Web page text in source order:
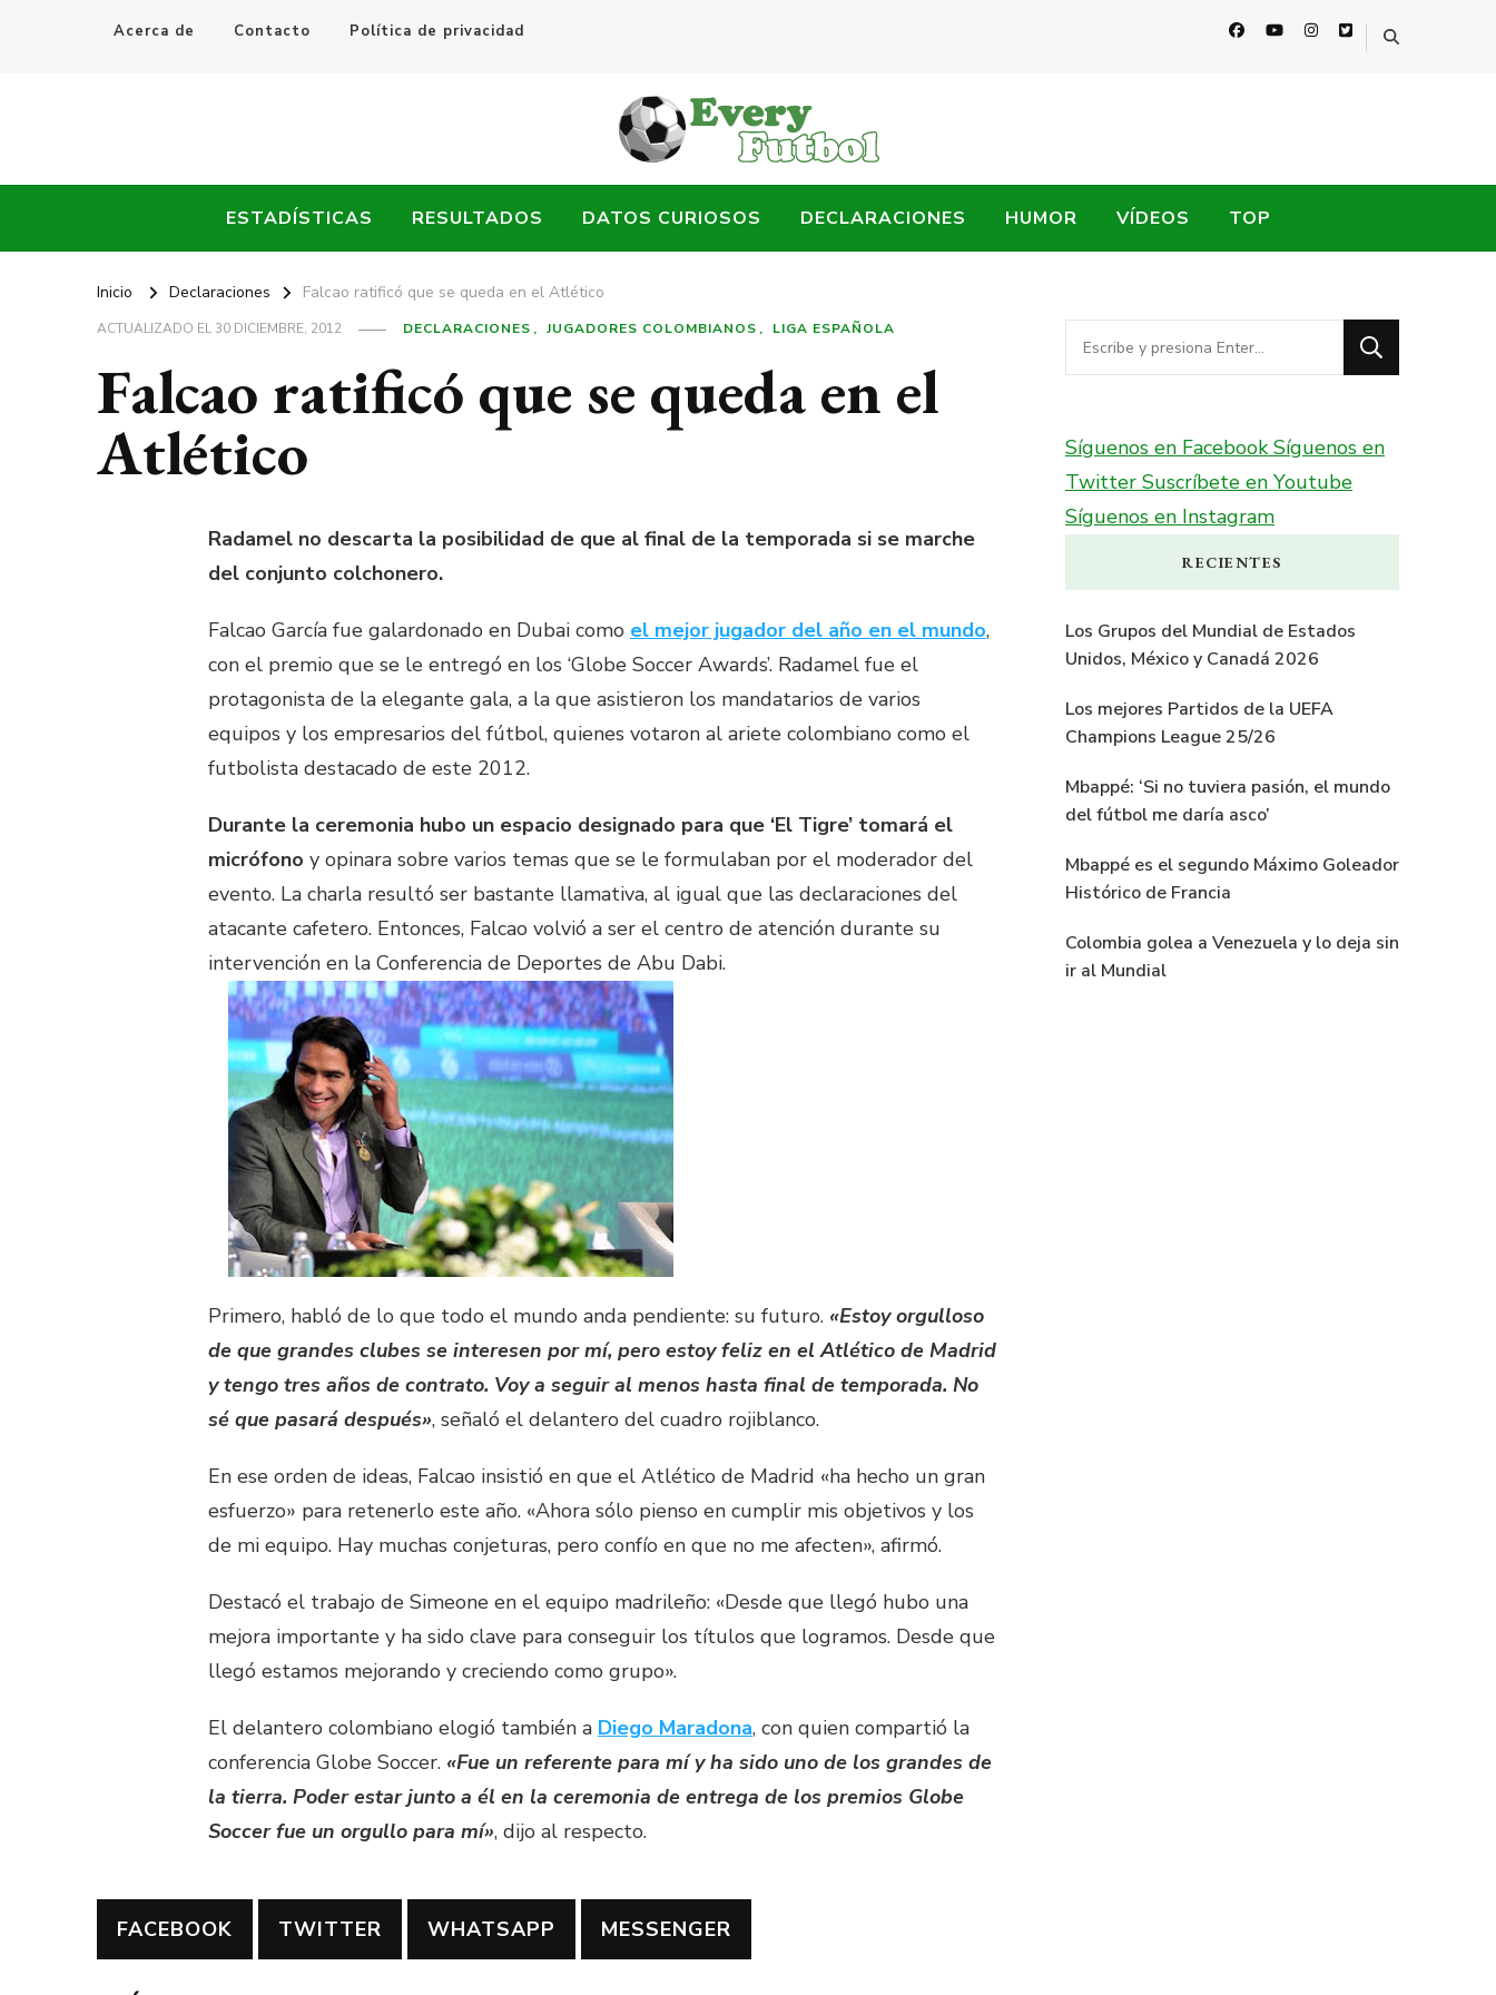
Acerca de Contacto Política de privacidad
Every Fútbol
ESTADÍSTICAS RESULTADOS DATOS CURIOSOS DECLARACIONES HUMOR VÍDEOS TOP
Inicio Declaraciones Falcao ratificó que se queda en el Atlético
ACTUALIZADO EL30 DICIEMBRE, 2012 DECLARACIONES JUGADORES COLOMBIANOS LIGA ESPAÑOLA
Falcao ratificó que se queda en el
Atlético
Radamel no descarta la posibilidad de que al final de la temporada si se marche
del conjunto colchonero.
Falcao García fue galardonado en Dubai como el mejor jugador del año en el mundo,
con el premio que se le entregó en los ‘Globe Soccer Awards’. Radamel fue el
protagonista de la elegante gala, a la que asistieron los mandatarios de varios
equipos y los empresarios del fútbol, quienes votaron al ariete colombiano como el
futbolista destacado de este 2012.
Durante la ceremonia hubo un espacio designado para que ‘El Tigre’ tomará el
micrófono y opinara sobre varios temas que se le formulaban por el moderador del
evento. La charla resultó ser bastante llamativa, al igual que las declaraciones del
atacante cafetero. Entonces, Falcao volvió a ser el centro de atención durante su
intervención en la Conferencia de Deportes de Abu Dabi.
Primero, habló de lo que todo el mundo anda pendiente: su futuro. «Estoy orgulloso
de que grandes clubes se interesen por mí, pero estoy feliz en el Atlético de Madrid
y tengo tres años de contrato. Voy a seguir al menos hasta final de temporada. No
sé que pasará después», señaló el delantero del cuadro rojiblanco.
En ese orden de ideas, Falcao insistió en que el Atlético de Madrid «ha hecho un gran
esfuerzo» para retenerlo este año. «Ahora sólo pienso en cumplir mis objetivos y los
de mi equipo. Hay muchas conjeturas, pero confío en que no me afecten», afirmó.
Destacó el trabajo de Simeone en el equipo madrileño: «Desde que llegó hubo una
mejora importante y ha sido clave para conseguir los títulos que logramos. Desde que
llegó estamos mejorando y creciendo como grupo».
El delantero colombiano elogió también a Diego Maradona, con quien compartió la
conferencia Globe Soccer. «Fue un referente para mí y ha sido uno de los grandes de
la tierra. Poder estar junto a él en la ceremonia de entrega de los premios Globe
Soccer fue un orgullo para mí», dijo al respecto.
FACEBOOK TWITTER WHATSAPP MESSENGER
¿Buscas
algo?
Síguenos en FacebookSíguenos en
Twitter Suscríbete en Youtube
Síguenos en Instagram
RECIENTES
Los Grupos del Mundial de Estados
Unidos, México y Canadá 2026
Los mejores Partidos de la UEFA
Champions League 25/26
Mbappé: ‘Si no tuviera pasión, el mundo
del fútbol me daría asco’
Mbappé es el segundo Máximo Goleador
Histórico de Francia
Colombia golea a Venezuela y lo deja sin
ir al Mundial